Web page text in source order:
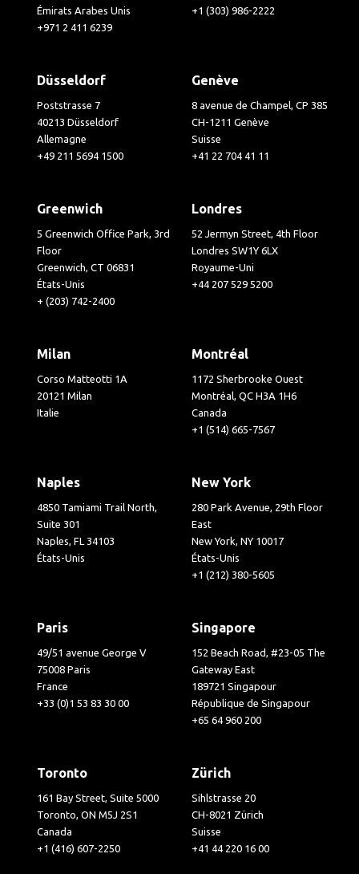
Émirats Arabes Unis
+971 2 411 6239
+1 (303) 986-2222
Düsseldorf
Poststrasse 7
40213 Düsseldorf
Allemagne
+49 211 5694 1500
Genève
8 avenue de Champel, CP 385
CH-1211 Genève
Suisse
+41 22 704 41 11
Greenwich
5 Greenwich Office Park, 3rd
Floor
Greenwich, CT 06831
États-Unis
+ (203) 742-2400
Londres
52 Jermyn Street, 4th Floor
Londres SW1Y 6LX
Royaume-Uni
+44 207 529 5200
Milan
Corso Matteotti 1A
20121 Milan
Italie
Montréal
1172 Sherbrooke Ouest
Montréal, QC H3A 1H6
Canada
+1 (514) 665-7567
Naples
4850 Tamiami Trail North,
Suite 301
Naples, FL 34103
États-Unis
New York
280 Park Avenue, 29th Floor
East
New York, NY 10017
États-Unis
+1 (212) 380-5605
Paris
49/51 avenue George V
75008 Paris
France
+33 (0)1 53 83 30 00
Singapore
152 Beach Road, #23-05 The
Gateway East
189721 Singapour
République de Singapour
+65 64 960 200
Toronto
161 Bay Street, Suite 5000
Toronto, ON M5J 2S1
Canada
+1 (416) 607-2250
Zürich
Sihlstrasse 20
CH-8021 Zürich
Suisse
+41 44 220 16 00